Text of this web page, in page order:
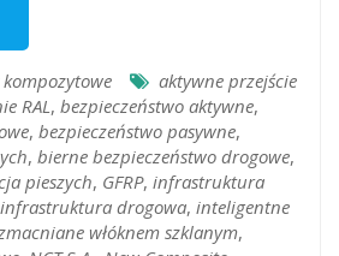
aktywne przejście
RAL, bezpieczeństwo aktywne,
, bezpieczeństwo pasywne,
, bierne bezpieczeństwo drogowe,
pieszych, GFRP, infrastruktura
drogowa, inteligentne
włóknem szklanym,